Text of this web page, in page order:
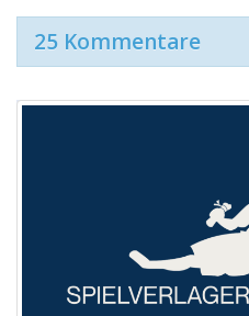
25 Kommentare